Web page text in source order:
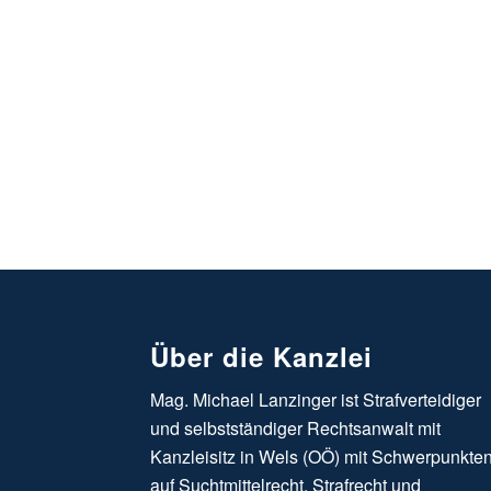
Über die Kanzlei
Mag. Michael Lanzinger ist Strafverteidiger
und selbstständiger Rechtsanwalt mit
Kanzleisitz in Wels (OÖ) mit Schwerpunkten
auf Suchtmittelrecht, Strafrecht und